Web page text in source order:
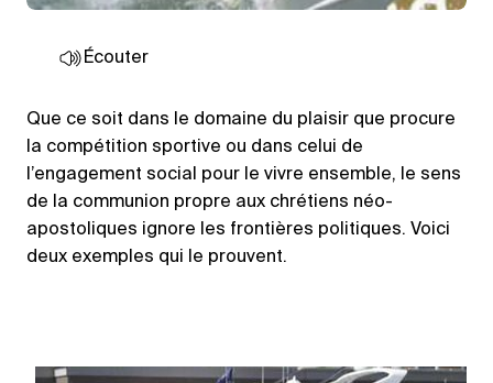
Écouter
Que ce soit dans le domaine du plaisir que procure
la compétition sportive ou dans celui de
l’engagement social pour le vivre ensemble, le sens
de la communion propre aux chrétiens néo-
apostoliques ignore les frontières politiques. Voici
deux exemples qui le prouvent.